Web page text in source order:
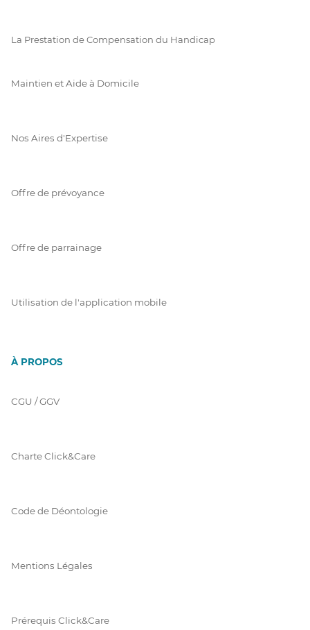
La Prestation de Compensation du Handicap
Maintien et Aide à Domicile
Nos Aires d'Expertise
Offre de prévoyance
Offre de parrainage
Utilisation de l'application mobile
À PROPOS
CGU / GGV
Charte Click&Care
Code de Déontologie
Mentions Légales
Prérequis Click&Care